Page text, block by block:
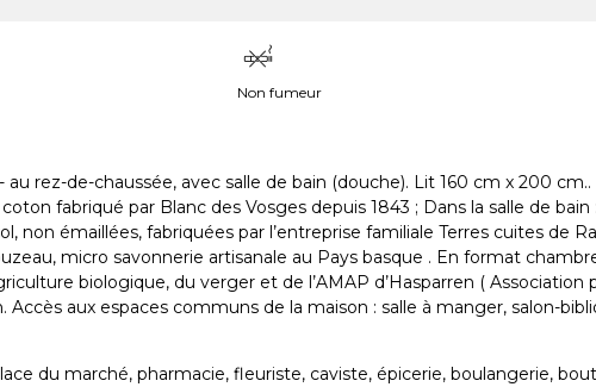
Non fumeur
au rez-de-chaussée, avec salle de bain (douche). Lit 160 cm x 200
fabriqué par Blanc des Vosges depuis 1843 ; Dans la salle de
non émaillées, fabriquées par l’entreprise familiale Terres cuites de
micro savonnerie artisanale au Pays basque . En format
biologique, du verger et de l’AMAP d’Hasparren (
Accès aux espaces communs de la maison : salle à manger, salon-
du marché, pharmacie, fleuriste, caviste, épicerie, boulangerie,